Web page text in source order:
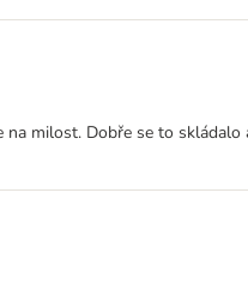
milost. Dobře se to skládalo